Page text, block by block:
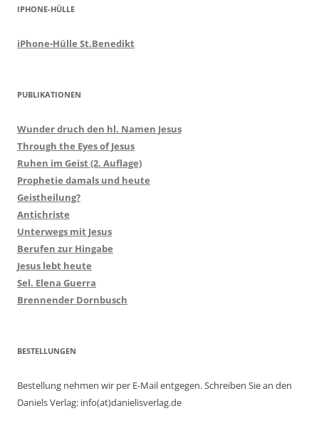
IPHONE-HÜLLE
iPhone-Hülle St.Benedikt
PUBLIKATIONEN
Wunder druch den hl. Namen Jesus
Through the Eyes of Jesus
Ruhen im Geist (2. Auflage)
Prophetie damals und heute
Geistheilung?
Antichriste
Unterwegs mit Jesus
Berufen zur Hingabe
Jesus lebt heute
Sel. Elena Guerra
Brennender Dornbusch
BESTELLUNGEN
Bestellung nehmen wir per E-Mail entgegen. Schreiben Sie an den
Daniels Verlag: info(at)danielisverlag.de